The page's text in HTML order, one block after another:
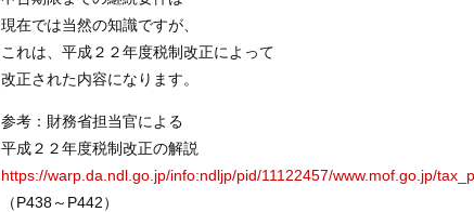
現在では当然の知識ですが、
これは、平成２２年度税制改正によって
改正された内容になります。
参考：財務省担当官による
平成２２年度税制改正の解説
https://warp.da.ndl.go.jp/info:ndljp/pid/11122457/www.mof.go.jp/
（P438～P442）